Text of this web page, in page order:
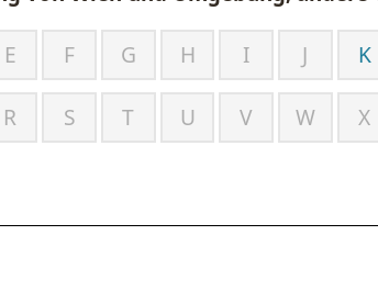
E F G H I J K
R S T U V W X